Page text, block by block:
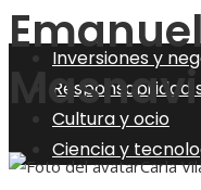
Inversiones y
Responsabilidad
Cultura y ocio
Ciencia y
Masnavi
Carla